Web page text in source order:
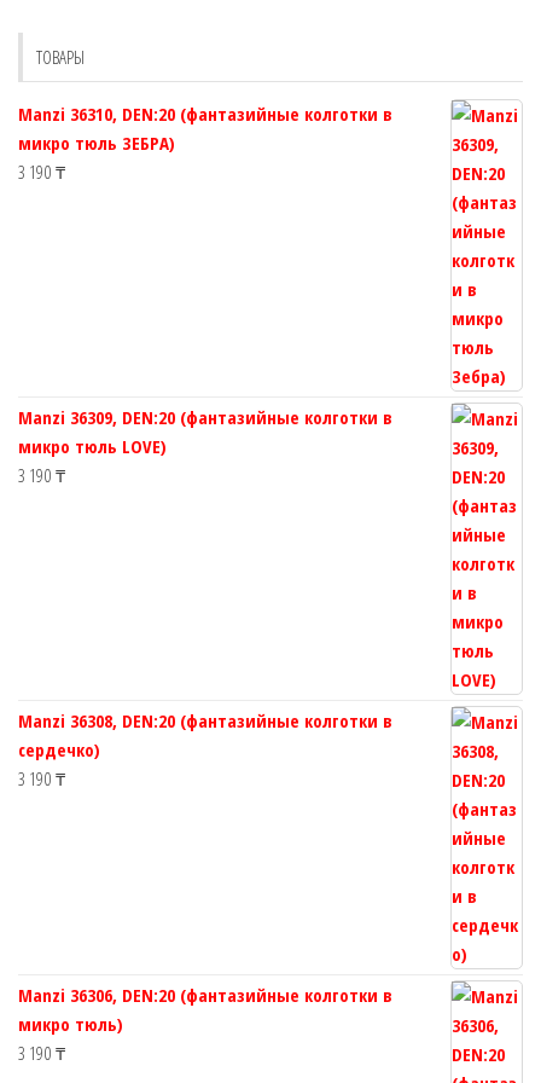
товара.
товара.
ТОВАРЫ
Manzi 36310, DEN:20 (фантазийные колготки в
микро тюль ЗЕБРА)
3 190 ₸
Manzi 36309, DEN:20 (фантазийные колготки в
микро тюль LOVE)
3 190 ₸
Manzi 36308, DEN:20 (фантазийные колготки в
сердечко)
3 190 ₸
Manzi 36306, DEN:20 (фантазийные колготки в
микро тюль)
3 190 ₸